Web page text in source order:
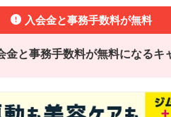
入会金と事務手数料が無料
と事務手数料が無料になるキ